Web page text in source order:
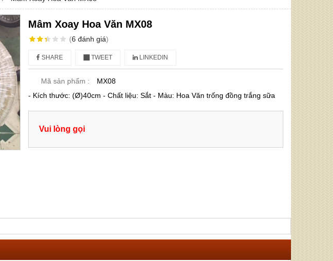
Mâm Xoay Hoa Văn MX08
(6 đánh giá)
SHARE TWEET LINKEDIN
Mã sản phẩm :
MX08
- Kích thước: (Ø)40cm - Chất liệu: Sắt - Màu: Hoa Văn trống đồng trắng sữa
Vui lòng gọi